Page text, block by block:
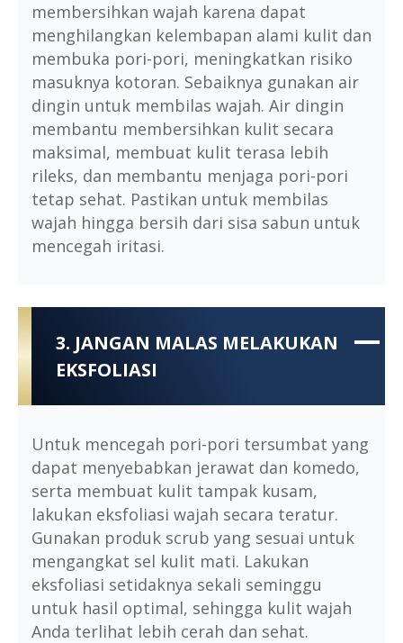
membersihkan wajah karena dapat
menghilangkan kelembapan alami kulit dan
membuka pori-pori, meningkatkan risiko
masuknya kotoran. Sebaiknya gunakan air
dingin untuk membilas wajah. Air dingin
membantu membersihkan kulit secara
maksimal, membuat kulit terasa lebih
rileks, dan membantu menjaga pori-pori
tetap sehat. Pastikan untuk membilas
wajah hingga bersih dari sisa sabun untuk
mencegah iritasi.
3. JANGAN MALAS MELAKUKAN
EKSFOLIASI
Untuk mencegah pori-pori tersumbat yang
dapat menyebabkan jerawat dan komedo,
serta membuat kulit tampak kusam,
lakukan eksfoliasi wajah secara teratur.
Gunakan produk scrub yang sesuai untuk
mengangkat sel kulit mati. Lakukan
eksfoliasi setidaknya sekali seminggu
untuk hasil optimal, sehingga kulit wajah
Anda terlihat lebih cerah dan sehat.